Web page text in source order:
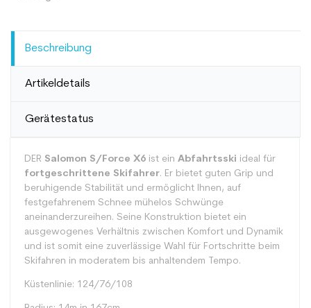
Beschreibung
Artikeldetails
Gerätestatus
DER Salomon S/Force X6 ist ein Abfahrtsski ideal für
fortgeschrittene Skifahrer. Er bietet guten Grip und
beruhigende Stabilität und ermöglicht Ihnen, auf
festgefahrenem Schnee mühelos Schwünge
aneinanderzureihen. Seine Konstruktion bietet ein
ausgewogenes Verhältnis zwischen Komfort und Dynamik
und ist somit eine zuverlässige Wahl für Fortschritte beim
Skifahren in moderatem bis anhaltendem Tempo.
Küstenlinie: 124/76/108